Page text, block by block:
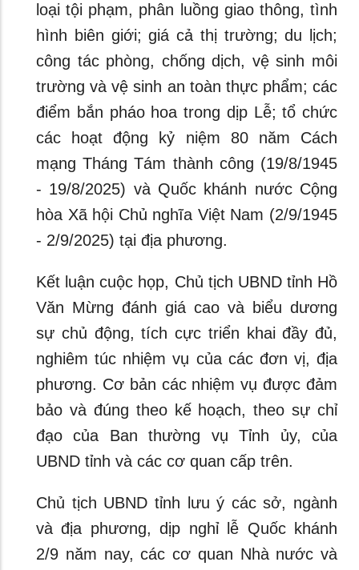
loại tội phạm, phân luồng giao thông, tình
hình biên giới; giá cả thị trường; du lịch;
công tác phòng, chống dịch, vệ sinh môi
trường và vệ sinh an toàn thực phẩm; các
điểm bắn pháo hoa trong dịp Lễ; tổ chức
các hoạt động kỷ niệm 80 năm Cách
mạng Tháng Tám thành công (19/8/1945
- 19/8/2025) và Quốc khánh nước Cộng
hòa Xã hội Chủ nghĩa Việt Nam (2/9/1945
- 2/9/2025) tại địa phương.
Kết luận cuộc họp, Chủ tịch UBND tỉnh Hồ
Văn Mừng đánh giá cao và biểu dương
sự chủ động, tích cực triển khai đầy đủ,
nghiêm túc nhiệm vụ của các đơn vị, địa
phương. Cơ bản các nhiệm vụ được đảm
bảo và đúng theo kế hoạch, theo sự chỉ
đạo của Ban thường vụ Tỉnh ủy, của
UBND tỉnh và các cơ quan cấp trên.
Chủ tịch UBND tỉnh lưu ý các sở, ngành
và địa phương, dịp nghỉ lễ Quốc khánh
2/9 năm nay, các cơ quan Nhà nước và